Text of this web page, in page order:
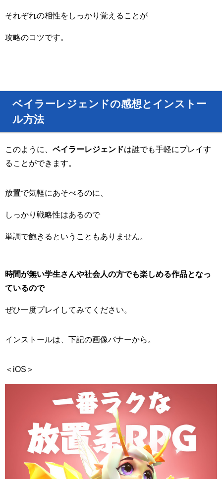
それぞれの相性をしっかり覚えることが
攻略のコツです。
ベイラーレジェンドの感想とインストー
ル方法
このように、 ベイラーレジェンドは誰でも手軽にプレイす
ることができます。
放置で気軽にあそべるのに、
しっかり戦略性はあるので
単調で飽きるということもありません。
時間が無い学生さんや社会人の方でも楽しめる作品となっ
ているので
ぜひ一度プレイしてみてください。
インストールは、下記の画像バナーから。
＜iOS＞